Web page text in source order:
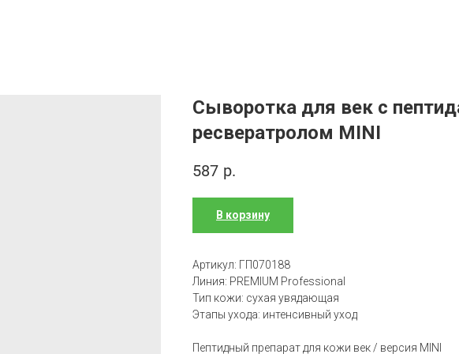
Сыворотка для век с
ресвератролом MINI
587 р.
В корзину
Артикул: ГП070188
Линия: PREMIUM Professional
Тип кожи: сухая увядающая
Этапы ухода: интенсивный уход
Пептидный препарат для кожи век / версия MINI